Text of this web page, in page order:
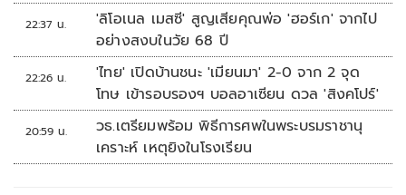
22:37 น.
'ลิโอเนล เมสซี' สูญเสียคุณพ่อ 'ฮอร์เก' จากไป
อย่างสงบในวัย 68 ปี
22:26 น.
'ไทย' เปิดบ้านชนะ 'เมียนมา' 2-0 จาก 2 จุด
โทษ เข้ารอบรองฯ บอลอาเซียน ดวล 'สิงคโปร์'
20:59 น.
วธ.เตรียมพร้อม พิธีการศพในพระบรมราชานุ
เคราะห์ เหตุยิงในโรงเรียน